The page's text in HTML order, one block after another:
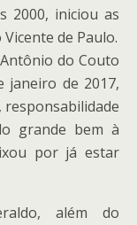
2000, iniciou as
de Paulo.
do Couto
janeiro de 2017,
responsabilidade
grande bem à
por já estar
além do